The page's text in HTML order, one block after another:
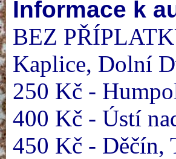
Informace k
BEZ
Kaplice, Dolní
250 Kč -
400 Kč - Ústí
450 Kč - Děčín,